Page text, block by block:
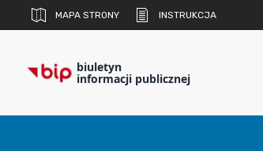
MAPA STRONY INSTRUKCJA
biuletyn
informacji publicznej